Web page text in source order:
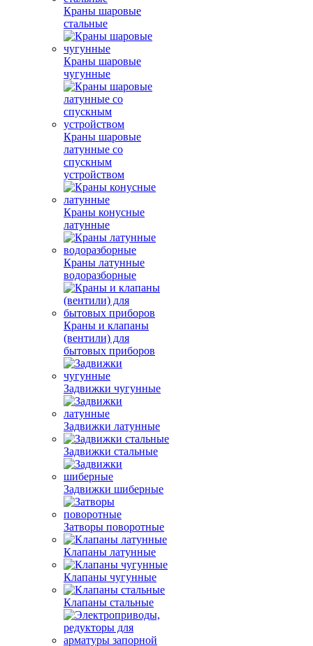
Краны шаровые
стальные
Краны шаровые
чугунные
Краны шаровые
латунные со
спускным
устройством
Краны конусные
латунные
Краны латунные
водоразборные
Краны и клапаны
(вентили) для
бытовых приборов
Задвижки чугунные
Задвижки латунные
Задвижки стальные
Задвижки шиберные
Затворы поворотные
Клапаны латунные
Клапаны чугунные
Клапаны стальные